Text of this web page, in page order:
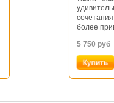
более
5 750 руб